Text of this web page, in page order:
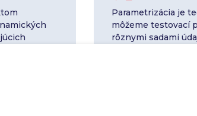
Parametrizácia je
môžeme testovací
rôznymi sadami